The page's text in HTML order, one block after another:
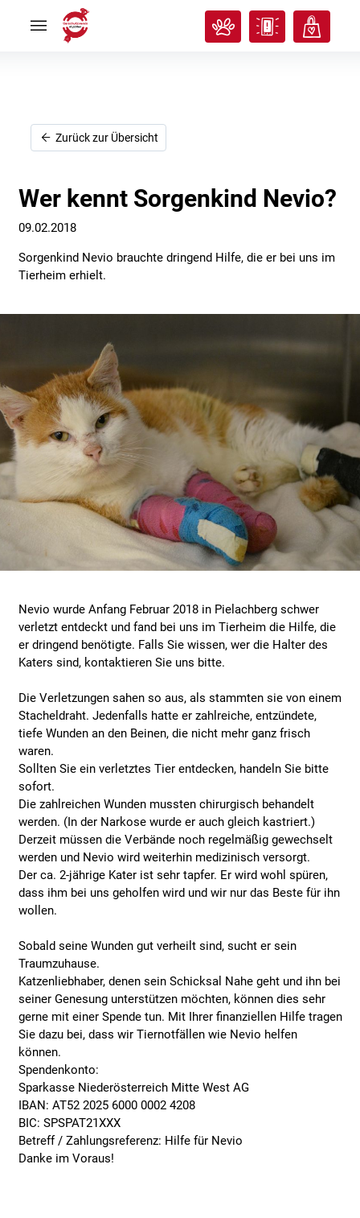
uns
Ich
will
uns
Ich
will
Zurück zur Übersicht
Wer kennt Sorgenkind Nevio?
09.02.2018
Sorgenkind Nevio brauchte dringend Hilfe, die er bei uns im
Tierheim erhielt.
Nevio wurde Anfang Februar 2018 in Pielachberg schwer
verletzt entdeckt und fand bei uns im Tierheim die Hilfe, die
er dringend benötigte. Falls Sie wissen, wer die Halter des
Katers sind, kontaktieren Sie uns bitte.
Die Verletzungen sahen so aus, als stammten sie von einem
Stacheldraht. Jedenfalls hatte er zahlreiche, entzündete,
tiefe Wunden an den Beinen, die nicht mehr ganz frisch
waren.
Sollten Sie ein verletztes Tier entdecken, handeln Sie bitte
sofort.
Die zahlreichen Wunden mussten chirurgisch behandelt
werden. (In der Narkose wurde er auch gleich kastriert.)
Derzeit müssen die Verbände noch regelmäßig gewechselt
werden und Nevio wird weiterhin medizinisch versorgt.
Der ca. 2-jährige Kater ist sehr tapfer. Er wird wohl spüren,
dass ihm bei uns geholfen wird und wir nur das Beste für ihn
wollen.
Sobald seine Wunden gut verheilt sind, sucht er sein
Traumzuhause.
Katzenliebhaber, denen sein Schicksal Nahe geht und ihn bei
seiner Genesung unterstützen möchten, können dies sehr
gerne mit einer Spende tun. Mit Ihrer finanziellen Hilfe tragen
Sie dazu bei, dass wir Tiernotfällen wie Nevio helfen
können.
Spendenkonto:
Sparkasse Niederösterreich Mitte West AG
IBAN: AT52 2025 6000 0002 4208
BIC: SPSPAT21XXX
Betreff / Zahlungsreferenz: Hilfe für Nevio
Danke im Voraus!